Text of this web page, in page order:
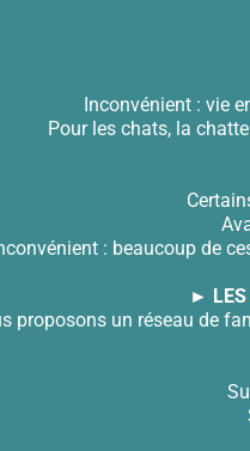
Inconvénient : vie
Pour les chats, la
: beaucoup de
► LES
proposons un réseau de